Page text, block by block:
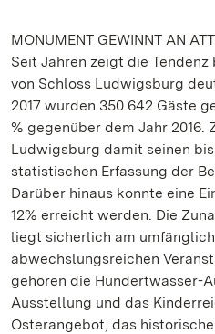
MONUMENT GEWINNT AN
Seit Jahren zeigt die
von Schloss Ludwigsburg
2017 wurden 350.642 Gäste
% gegenüber dem Jahr 2016.
Ludwigsburg damit seinen
statistischen Erfassung der
Darüber hinaus konnte eine
12% erreicht werden. Die
liegt sicherlich am
abwechslungsreichen
gehören die Hundertwasser-
Ausstellung und das
Osterangebot, das